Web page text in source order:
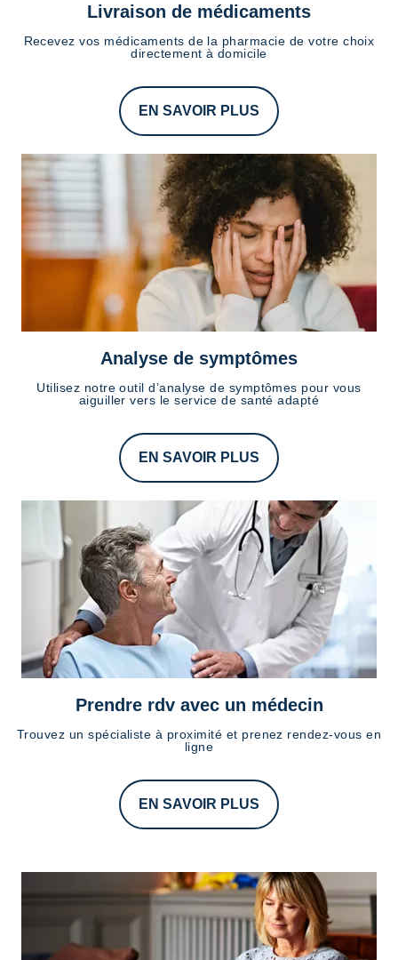
Livraison de médicaments
Recevez vos médicaments de la pharmacie de votre choix
directement à domicile
EN SAVOIR PLUS
Analyse de symptômes
Utilisez notre outil d’analyse de symptômes pour vous
aiguiller vers le service de santé adapté
EN SAVOIR PLUS
Prendre rdv avec un médecin
Trouvez un spécialiste à proximité et prenez rendez-vous en
ligne
EN SAVOIR PLUS